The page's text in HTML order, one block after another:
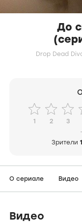
До
Drop Dead
1 2 3
Зрители
О сериале Видео
Видео